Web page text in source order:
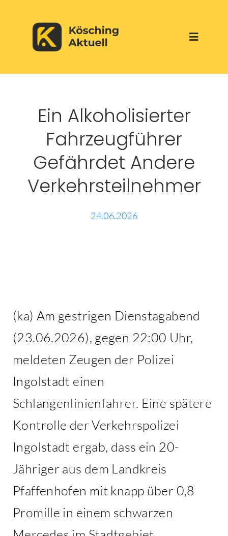
content
Toggle
Aktuelles
Über uns
Werbepartner
Ein Alkoholisierter
Fahrzeugführer
Gefährdet Andere
Verkehrsteilnehmer
24.06.2026
(ka) Am gestrigen Dienstagabend
(23.06.2026), gegen 22:00 Uhr,
meldeten Zeugen der Polizei
Ingolstadt einen
Schlangenlinienfahrer. Eine spätere
Kontrolle der Verkehrspolizei
Ingolstadt ergab, dass ein 20-
Jähriger aus dem Landkreis
Pfaffenhofen mit knapp über 0,8
Promille in einem schwarzen